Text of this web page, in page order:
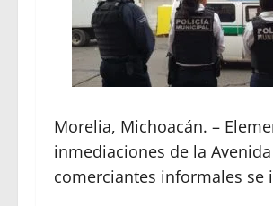
Morelia, Michoacán. –
inmediaciones de la
comerciantes informales se